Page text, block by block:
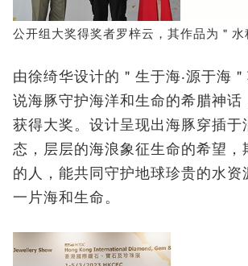
公开组大奖得奖者罗梓云，其作品为＂水
由徐绮华设计的＂生于海‧源于海
说海豚守护海洋和生命的希腊神话
获得大奖。设计呈现出海豚穿插于
态，层层的海浪象征生命的希望，
的人，能共同守护地球珍贵的水资
一片海和生命。